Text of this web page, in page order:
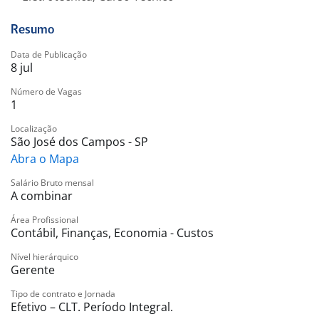
Resumo
Data de Publicação
8 jul
Número de Vagas
1
Localização
São José dos Campos - SP
Abra o Mapa
Salário Bruto mensal
A combinar
Área Profissional
Contábil, Finanças, Economia - Custos
Nível hierárquico
Gerente
Tipo de contrato e Jornada
Efetivo – CLT. Período Integral.